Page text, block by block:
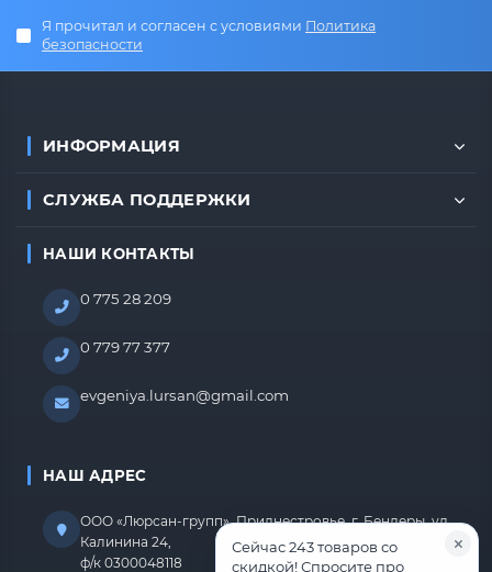
Я прочитал и согласен с условиями Политика
безопасности
ИНФОРМАЦИЯ
СЛУЖБА ПОДДЕРЖКИ
НАШИ КОНТАКТЫ
0 775 28 209
0 779 77 377
evgeniya.lursan@gmail.com
НАШ АДРЕС
ООО «Люрсан-групп», Приднестровье, г. Бендеры, ул.
Калинина 24,
ф/к 0300048118
Сейчас 243 товаров со
скидкой! Спросите про